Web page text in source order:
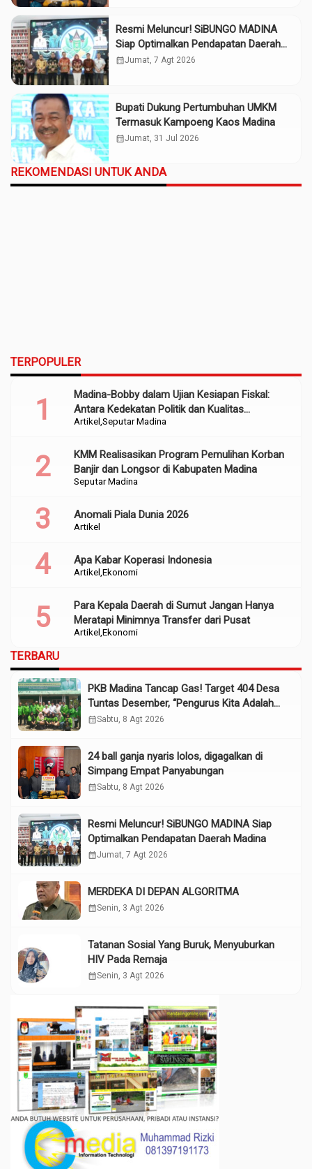
Resmi Meluncur! SiBUNGO MADINA
Siap Optimalkan Pendapatan Daerah
Madina
calendar_monthJumat, 7 Agt 2026
Bupati Dukung Pertumbuhan UMKM
Termasuk Kampoeng Kaos Madina
calendar_monthJumat, 31 Jul 2026
REKOMENDASI UNTUK ANDA
TERPOPULER
Artikel Seputar Madina
Madina-Bobby dalam Ujian Kesiapan Fiskal:
Antara Kedekatan Politik dan Kualitas
Perencanaan
Seputar Madina
KMM Realisasikan Program Pemulihan Korban
Banjir dan Longsor di Kabupaten Madina
Artikel
Anomali Piala Dunia 2026
Artikel Ekonomi
Apa Kabar Koperasi Indonesia
Artikel Ekonomi
Para Kepala Daerah di Sumut Jangan Hanya
Meratapi Minimnya Transfer dari Pusat
TERBARU
PKB Madina Tancap Gas! Target 404 Desa
Tuntas Desember, “Pengurus Kita Adalah
Tokoh”
calendar_monthSabtu, 8 Agt 2026
24 ball ganja nyaris lolos, digagalkan di
Simpang Empat Panyabungan
calendar_monthSabtu, 8 Agt 2026
Resmi Meluncur! SiBUNGO MADINA Siap
Optimalkan Pendapatan Daerah Madina
calendar_monthJumat, 7 Agt 2026
MERDEKA DI DEPAN ALGORITMA
calendar_monthSenin, 3 Agt 2026
Tatanan Sosial Yang Buruk, Menyuburkan
HIV Pada Remaja
calendar_monthSenin, 3 Agt 2026